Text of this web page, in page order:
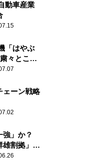
動車産業
「はやぶ
々とこな
ェーン戦略
」か？
割拠」